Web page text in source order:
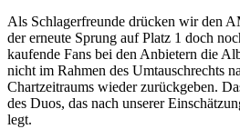
Als Schlagerfreunde drücken wir den
der erneute Sprung auf Platz 1 doch
kaufende Fans bei den Anbietern die
nicht im Rahmen des Umtauschrechts
Chartzeitraums wieder zurückgeben.
des Duos, das nach unserer
legt.